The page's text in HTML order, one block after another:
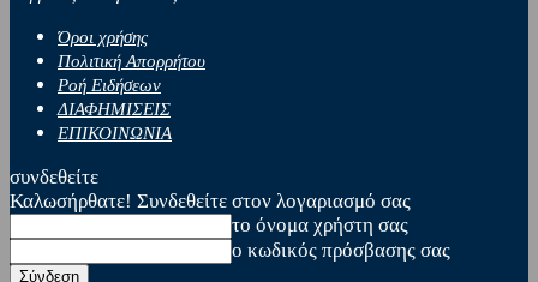
Όροι χρήσης
Πολιτική Απορρήτου
Ροή Ειδήσεων
ΔΙΑΦΗΜΙΣΕΙΣ
ΕΠΙΚΟΙΝΩΝΙΑ
συνδεθείτε
Καλωσήρθατε! Συνδεθείτε στον λογαριασμό σας
το όνομα χρήστη σας
ο κωδικός πρόσβασης σας